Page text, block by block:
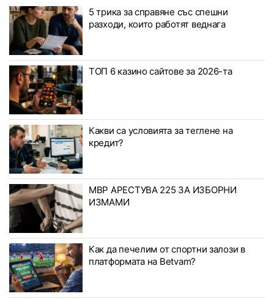
5 трика за справяне със спешни
разходи, които работят веднага
ТОП 6 казино сайтове за 2026-та
Какви са условията за теглене на
кредит?
МВР АРЕСТУВА 225 ЗА ИЗБОРНИ
ИЗМАМИ
Как да печелим от спортни залози в
платформата на Betvam?